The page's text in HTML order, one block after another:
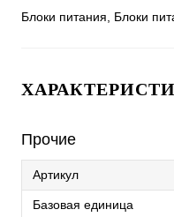
Блоки питания, Блоки
Прочие
Артикул
Базовая единица